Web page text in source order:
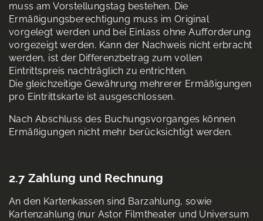
muss am Vorstellungstag bestehen. Die
Ermäßigungsberechtigung muss im Original
vorgelegt werden und bei Einlass ohne Aufforderung
vorgezeigt werden. Kann der Nachweis nicht erbracht
werden, ist der Differenzbetrag zum vollen
Eintrittspreis nachträglich zu entrichten.
Die gleichzeitige Gewährung mehrerer Ermäßigungen
pro Eintrittskarte ist ausgeschlossen.
Nach Abschluss des Buchungsvorganges können
Ermäßigungen nicht mehr berücksichtigt werden.
2.7 Zahlung und Rechnung
An den Kartenkassen sind Barzahlung, sowie
Kartenzahlung (nur Astor Filmtheater und Universum